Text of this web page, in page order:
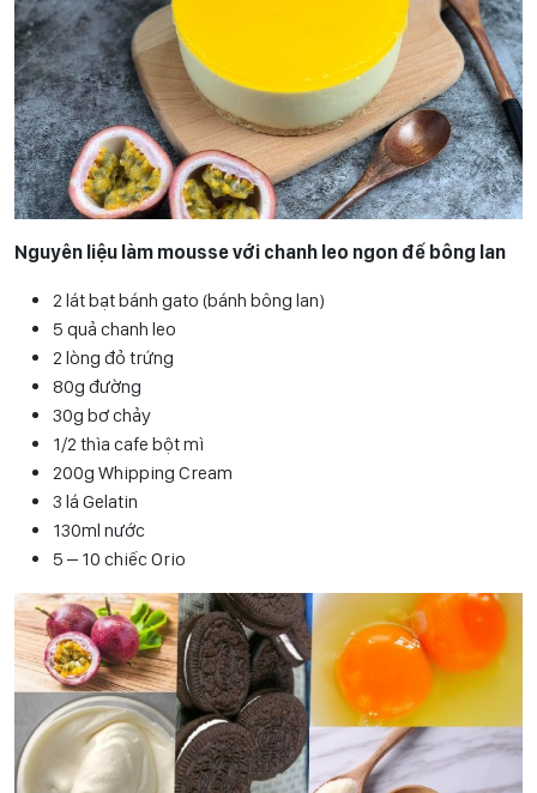
Nguyên liệu làm mousse với chanh leo ngon đế bông lan
2 lát bạt bánh gato (bánh bông lan)
5 quả chanh leo
2 lòng đỏ trứng
80g đường
30g bơ chảy
1/2 thìa cafe bột mì
200g Whipping Cream
3 lá Gelatin
130ml nước
5 – 10 chiếc Orio